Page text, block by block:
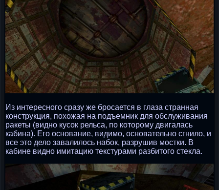
Из интересного сразу же бросается в глаза странная
конструкция, похожая на подъемник для обслуживания
ракеты (видно кусок рельса, по которому двигалась
кабина). Его основание, видимо, основательно сгнило, и
все это дело завалилось набок, разрушив мостки. В
кабине видно имитацию текстурами разбитого стекла.